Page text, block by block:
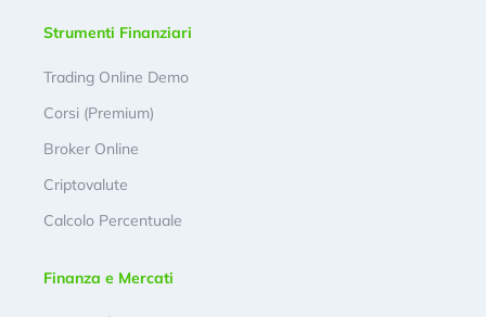
Strumenti Finanziari
Trading Online Demo
Corsi (Premium)
Broker Online
Criptovalute
Calcolo Percentuale
Finanza e Mercati